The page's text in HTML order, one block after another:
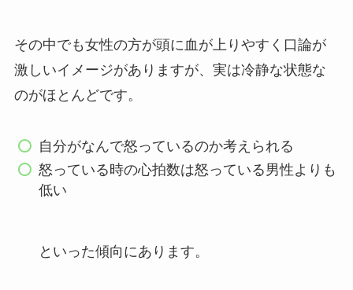
その中でも女性の方が頭に血が上りやすく口論が
激しいイメージがありますが、実は冷静な状態な
のがほとんどです。
自分がなんで怒っているのか考えられる
怒っている時の心拍数は怒っている男性よりも
低い
といった傾向にあります。